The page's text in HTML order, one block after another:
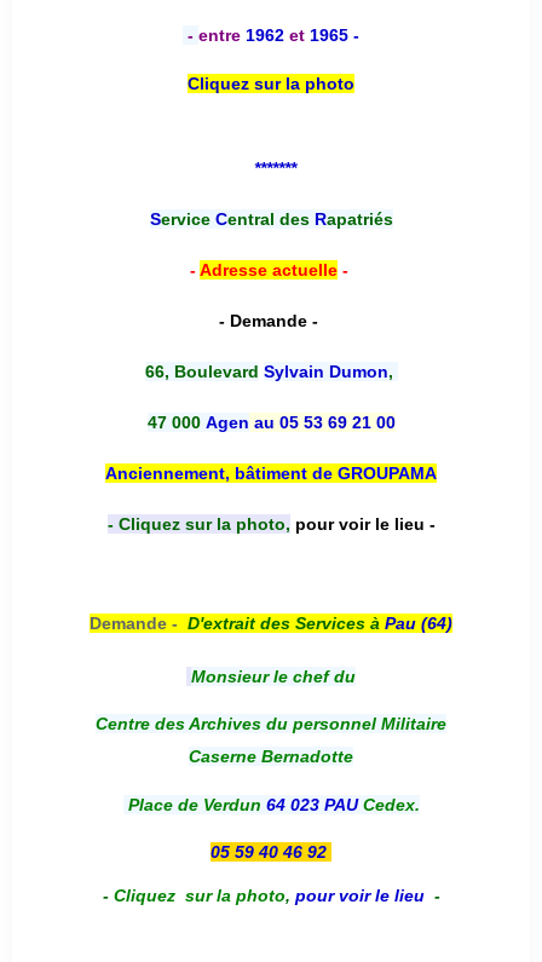
- entre 1962 et 1965 -
Cliquez sur la photo
*******
Service Central desRapatriés
-Adresse actuelle-
- Demande -
66, Boulevard Sylvain Dumon,
47 000 Agen au 05 53 69 21 00
Anciennement, bâtiment de GROUPAMA
- Cliquez sur la photo, pour voir le lieu -
Demande - D'extrait des Services à Pau (64)
Monsieur le chef du
Centre des Archives du personnel Militaire
Caserne Bernadotte
Place de Verdun 64 023 PAUCedex.
05 59 40 46 92
- Cliquez sur la photo, pour voir le lieu -